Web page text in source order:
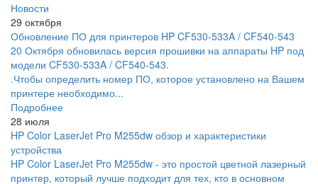
Новости
29 октября
Обновление ПО для принтеров HP CF530-533A / CF540-543
20 Октября обновилась версия прошивки на аппараты HP под
модели CF530-533A / CF540-543.
.Чтобы определить номер ПО, которое установлено на Вашем
принтере необходимо...
Подробнее
28 июля
HP Color LaserJet Pro M255dw обзор и характеристики
устройства
HP Color LaserJet Pro M255dw - это простой цветной лазерный
принтер, который лучше подходит для тех, кто в основном